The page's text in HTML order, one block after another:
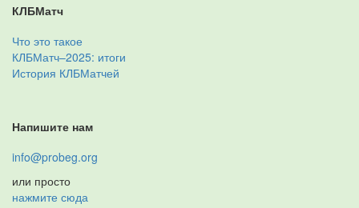
КЛБМатч
Что это такое
КЛБМатч–2025: итоги
История КЛБМатчей
Напишите нам
info@probeg.org
или просто
нажмите сюда